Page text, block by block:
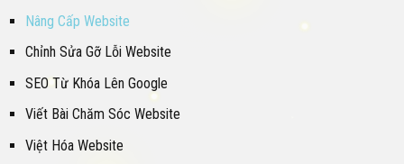
Nâng Cấp Website
Chỉnh Sửa Gỡ Lỗi Website
SEO Từ Khóa Lên Google
Viết Bài Chăm Sóc Website
Việt Hóa Website